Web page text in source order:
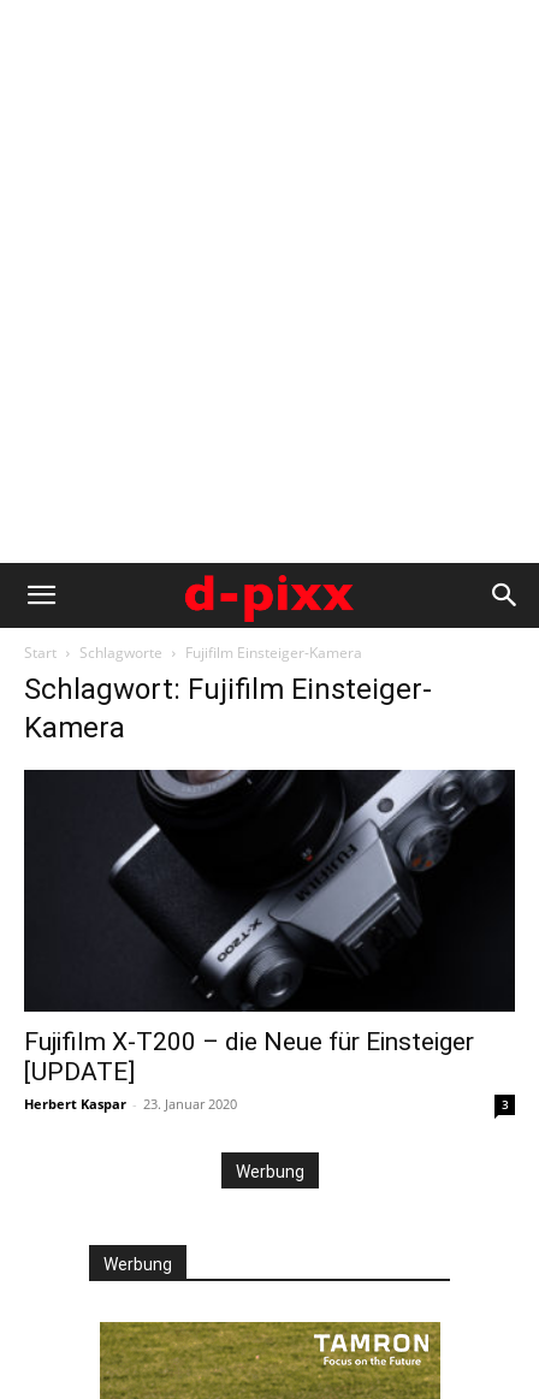
Start Schlagworte Fujifilm Einsteiger-Kamera
Schlagwort: Fujifilm Einsteiger-
Kamera
Fujifilm X-T200 – die Neue für Einsteiger
[UPDATE]
Herbert Kaspar - 23. Januar 2020 3
Werbung
Werbung